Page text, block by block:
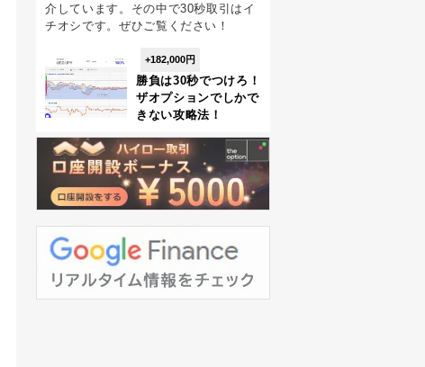
介しています。その中で30秒取引はイ
チオシです。ぜひご覧ください！
+182,000円
勝負は30秒でつけろ！
ザオプションでしかで
きない攻略法！